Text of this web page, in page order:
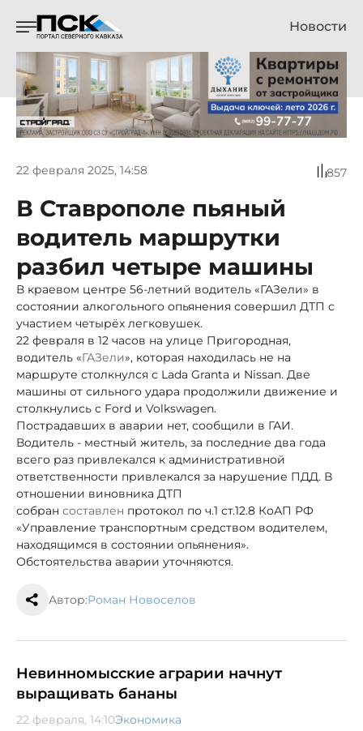
Новости
22 февраля 2025, 14:58 857
В Ставрополе пьяный
водитель маршрутки
разбил четыре машины
В краевом центре 56-летний водитель «ГАЗели» в
состоянии алкогольного опьянения совершил ДТП с
участием четырёх легковушек.
22 февраля в 12 часов на улице Пригородная,
водитель «ГАЗели», которая находилась не на
маршруте столкнулся с Lada Granta и Nissan. Две
машины от сильного удара продолжили движение и
столкнулись с Ford и Volkswagen.
Пострадавших в аварии нет, сообщили в ГАИ.
Водитель - местный житель, за последние два года
всего раз привлекался к административной
ответственности привлекался за нарушение ПДД. В
отношении виновника ДТП
собран составлен протокол по ч.1 ст.12.8 КоАП РФ
«Управление транспортным средством водителем,
находящимся в состоянии опьянения».
Обстоятельства аварии уточняются.
Автор:Роман Новоселов
Невинномысские аграрии начнут
выращивать бананы
22 февраля, 14:10Экономика